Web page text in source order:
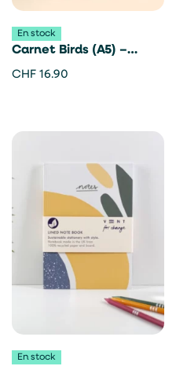
En stock
Carnet Birds (A5) –
Lümne
CHF 16.90
En stock